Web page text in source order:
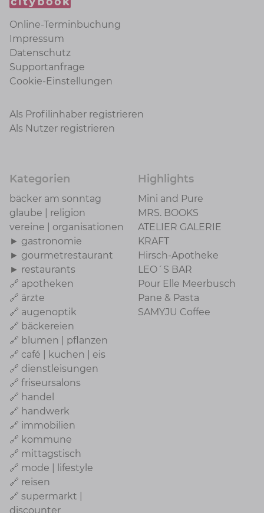
Online-Terminbuchung
Impressum
Datenschutz
Supportanfrage
Cookie-Einstellungen
Als Profilinhaber registrieren
Als Nutzer registrieren
Kategorien
bäcker am sonntag
glaube | religion
vereine | organisationen
► gastronomie
► gourmetrestaurant
► restaurants
🔗 apotheken
🔗 ärzte
🔗 augenoptik
🔗 bäckereien
🔗 blumen | pflanzen
🔗 café | kuchen | eis
🔗 dienstleisungen
🔗 friseursalons
🔗 handel
🔗 handwerk
🔗 immobilien
🔗 kommune
🔗 mittagstisch
🔗 mode | lifestyle
🔗 reisen
🔗 supermarkt |
discounter
Highlights
Mini and Pure
MRS. BOOKS
ATELIER GALERIE
KRAFT
Hirsch-Apotheke
LEO´S BAR
Pour Elle Meerbusch
Pane & Pasta
SAMYJU Coffee